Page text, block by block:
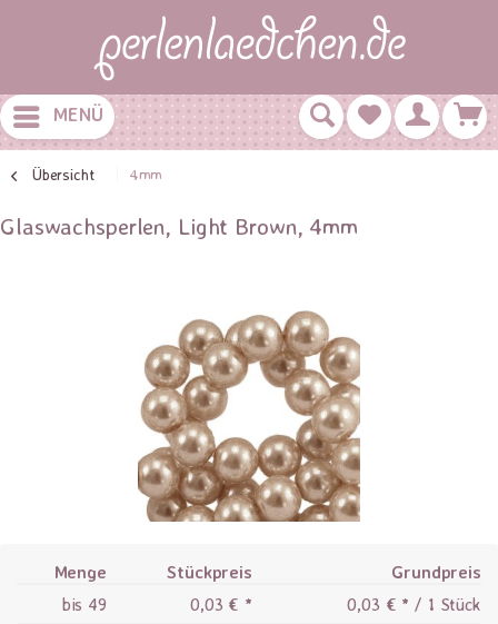
MENÜ
Übersicht 4mm
Glaswachsperlen, Light Brown, 4mm
Menge Stückpreis
Grundpreis
bis 49 0,03 € *
0,03 € * / 1 Stück